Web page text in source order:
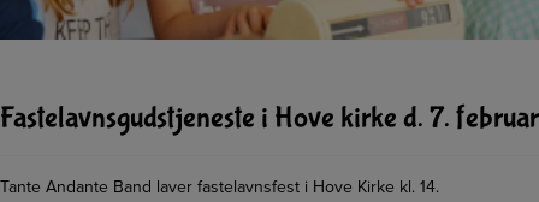
Fastelavnsgudstjeneste i Hove kirke d. 7. februar
Tante Andante Band laver fastelavnsfest i Hove Kirke kl. 14.